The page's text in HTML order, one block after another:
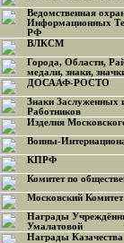
Ведомственная
Информационных
РФ
ВЛКСМ
Города, Области,
медали, знаки,
ДОСААФ-РОСТО
Знаки Заслуженных
Работников
Изделия
Воины-
КПРФ
Комитет по
Московский
Награды
Умалатовой
Награды Казачества